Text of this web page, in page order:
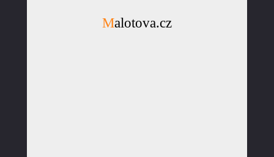
Malotova.cz